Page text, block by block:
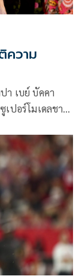
ความ
า เบย์ บัคคา
ปอร์โมเดลชาว
13 ปี